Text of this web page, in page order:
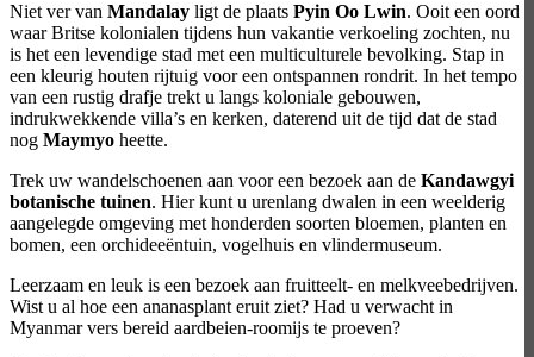
Niet ver van Mandalay ligt de plaats Pyin Oo Lwin. Ooit een oord
waar Britse kolonialen tijdens hun vakantie verkoeling zochten, nu
is het een levendige stad met een multiculturele bevolking. Stap in
een kleurig houten rijtuig voor een ontspannen rondrit. In het tempo
van een rustig drafje trekt u langs koloniale gebouwen,
indrukwekkende villa’s en kerken, daterend uit de tijd dat de stad
nog Maymyo heette.
Trek uw wandelschoenen aan voor een bezoek aan de Kandawgyi
botanische tuinen. Hier kunt u urenlang dwalen in een weelderig
aangelegde omgeving met honderden soorten bloemen, planten en
bomen, een orchideeëntuin, vogelhuis en vlindermuseum.
Leerzaam en leuk is een bezoek aan fruitteelt- en melkveebedrijven.
Wist u al hoe een ananasplant eruit ziet? Had u verwacht in
Myanmar vers bereid aardbeien-roomijs te proeven?